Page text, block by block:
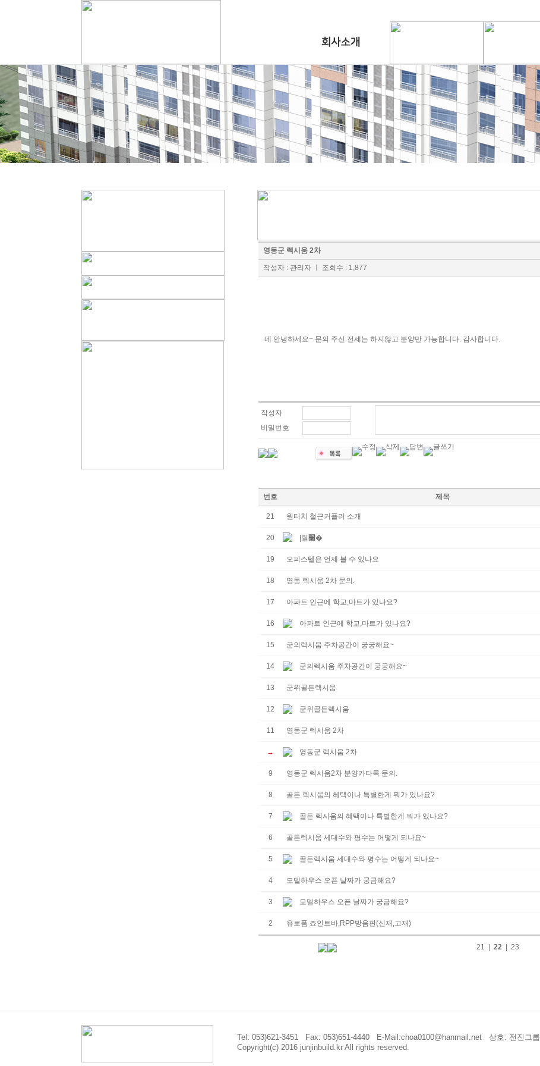
영동군 렉시움 2차
작성자 : 관리자 ㅣ 조회수 : 1,877
네 안녕하세요~ 문의 주신 전세는 하지않고 분양만 가능합니다. 감사합니다.
작성자
비밀번호
번호 제목
21 원터치 철근커플러 소개
20 |릴׷�
19 오피스텔은 언제 볼 수 있나요
18 영동 렉시움 2차 문의.
17 아파트 인근에 학교,마트가 있나요?
16 아파트 인근에 학교,마트가 있나요?
15 군의렉시움 주차공간이 궁궁해요~
14 군의렉시움 주차공간이 궁궁해요~
13 군위골든렉시움
12 군위골든렉시움
11 영동군 렉시움 2차
→ 영동군 렉시움 2차
9 영동군 렉시움2차 분양카다록 문의.
8 골든 렉시움의 혜택이나 특별한게 뭐가 있나요?
7 골든 렉시움의 혜택이나 특별한게 뭐가 있나요?
6 골든렉시움 세대수와 평수는 어떻게 되나요~
5 골든렉시움 세대수와 평수는 어떻게 되나요~
4 모델하우스 오픈 날짜가 궁금해요?
3 모델하우스 오픈 날짜가 궁금해요?
2 유로폼 죠인트바,RPP방음판(신재,고재)
21 22 23
Tel: 053)621-3451 Fax: 053)651-4440 E-Mail:choa0100@hanmail.net 상호: 전진그룹
Copyright(c) 2016 junjinbuild.kr All rights reserved.